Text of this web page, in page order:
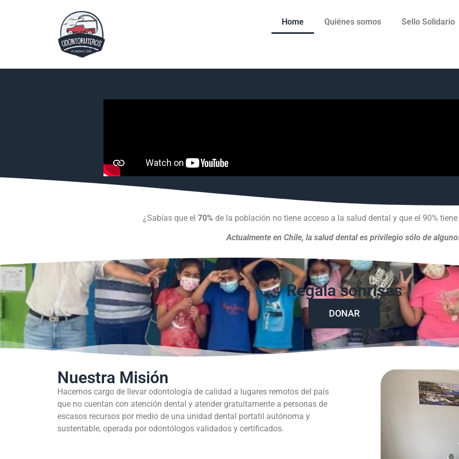
Home Quiénes somos Sello Solidario
¿Sabías que el 70% de la población no tiene acceso a la salud dental y que el 90%
Actualmente en Chile, la salud dental es privilegio sólo de
Regala sonrisas
DONAR
Nuestra Misión
Hacernos cargo de llevar odontología de calidad a lugares remotos del país
que no cuentan con atención dental y atender gratuitamente a personas de
escasos recursos por medio de una unidad dental portatil autónoma y
sustentable, operada por odontólogos validados y certificados.